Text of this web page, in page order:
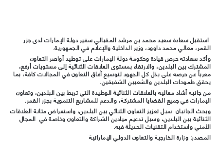
استقبل سعادة سعيد محمد بن مرشد المقبالي سفير دولة الإمارات لدى جزر
القمر، معالي محمد داوود، وزير الداخلية والإعلام في الجمهورية.
وأكد سعادته حرص قيادة وحكومة دولة الإمارات على توطيد أواصر التعاون
المشترك بين البلدين، والارتقاء بمستوى العلاقات الثنائية إلى مستويات أرفع،
معرباً عن حرصه على بذل كل الجهود لتوسيع آفاق التعاون في المجالات كافة، بما
يحقق طموحات البلدين والشعبين الشقيقين.
من جانبه أشاد معاليه بالعلاقات الثنائية الوطيدة التي تربط بين البلدين، وتعاون
الإمارات في جميع القضايا المشتركة، والدعم للمشاريع التنموية بجزر القمر.
وبحث الجانبان سبل تعزيز التعاون الثنائي بين البلدين، واستعراض متانة العلاقات
الثنائية بين البلدين، وسبل تدعيم ميادين الشراكة والتعاون وخاصة في المجال
الأمني واستخدام التقنيات الحديثة فيه.
المصدر: وزارة الخارجية والتعاون الدولي الإماراتية